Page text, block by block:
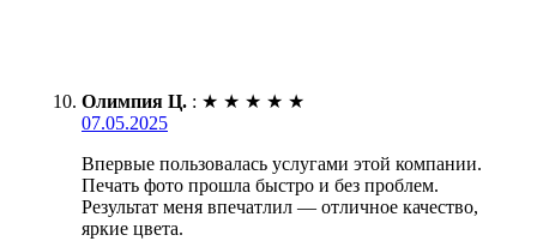
Олимпия Ц. : ★ ★ ★ ★ ★
07.05.2025
Впервые пользовалась услугами этой компании.
Печать фото прошла быстро и без проблем.
Результат меня впечатлил — отличное качество,
яркие цвета.